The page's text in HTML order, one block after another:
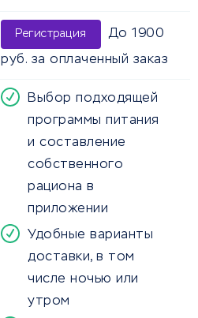
Регистрация До 1900
руб. за оплаченный заказ
Выбор подходящей
программы питания
и составление
собственного
рациона в
приложении
Удобные варианты
доставки, в том
числе ночью или
утром